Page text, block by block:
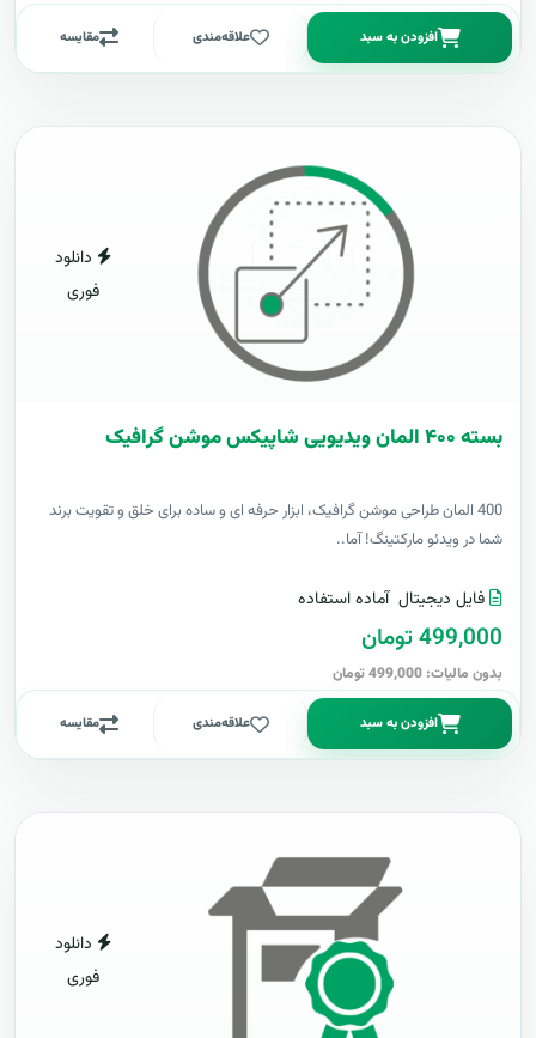
افزودن به سبد علاقه‌مندی مقایسه
دانلود
فوری
بسته ۴۰۰ المان ویدیویی شاپیکس موشن گرافیک
400 المان طراحی موشن گرافیک، ابزار حرفه ای و ساده برای خلق و تقویت برند
شما در ویدئو مارکتینگ! آما..
فایل دیجیتال آماده استفاده
499,000 تومان
بدون مالیات: 499,000 تومان
افزودن به سبد علاقه‌مندی مقایسه
دانلود
فوری